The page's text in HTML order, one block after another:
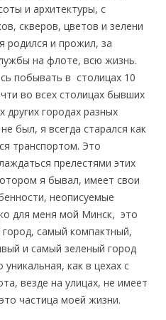
и архитектуры, с
скверов, цветов и зелени
и прожил, за
на флоте, всю жизнь.
побывать в столицах 10
во всех столицах бывших
других городах разных
был, я всегда старался как
транспортом. Это
прелестями этих
я бывал, имеет свои
неописуемые
для меня мой Минск, это
самый компактный,
и самый зеленый город
уникальная, как в цехах с
везде на улицах, не имеет
частица моей жизни.